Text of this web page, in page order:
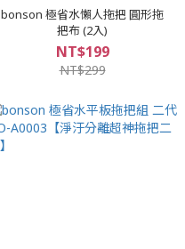
bonson 極省水懶人拖把 圓形拖
把布 (2入)
NT$199
NT$299